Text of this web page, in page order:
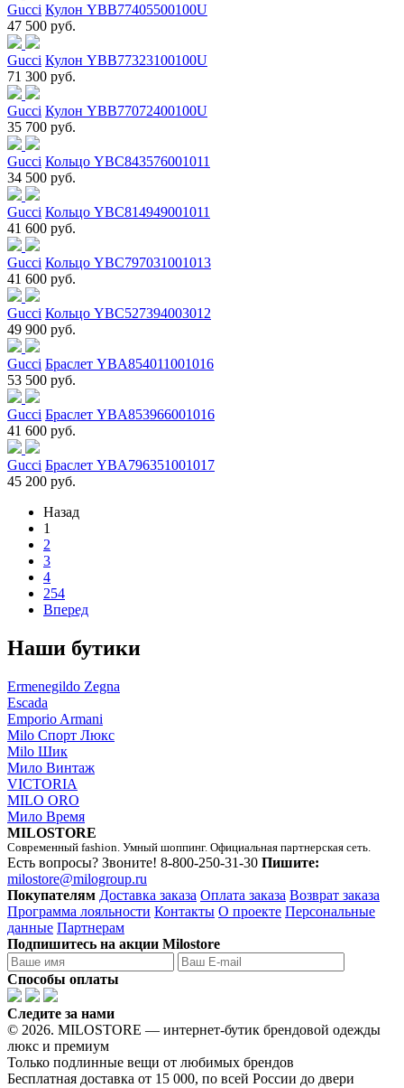
Gucci Кулон YBB77405500100U
47 500 руб.
Gucci Кулон YBB77323100100U
71 300 руб.
Gucci Кулон YBB77072400100U
35 700 руб.
Gucci Кольцо YBC843576001011
34 500 руб.
Gucci Кольцо YBC814949001011
41 600 руб.
Gucci Кольцо YBC797031001013
41 600 руб.
Gucci Кольцо YBC527394003012
49 900 руб.
Gucci Браслет YBA854011001016
53 500 руб.
Gucci Браслет YBA853966001016
41 600 руб.
Gucci Браслет YBA796351001017
45 200 руб.
Назад
1
2
3
4
254
Вперед
Наши бутики
Ermenegildo Zegna
Escada
Emporio Armani
Milo Спорт Люкс
Milo Шик
Мило Винтаж
VICTORIA
MILO ORO
Мило Время
MILOSTORE
Современный fashion. Умный шоппинг. Официальная партнерская сеть.
Есть вопросы? Звоните! 8-800-250-31-30 Пишите:
milostore@milogroup.ru
Покупателям Доставка заказа Оплата заказа Возврат заказа
Программа лояльности Контакты О проекте Персональные
данные Партнерам
Подпишитесь на акции Milostore
Способы оплаты
Следите за нами
© 2026. MILOSTORE — интернет-бутик брендовой одежды
люкс и премиум
Только подлинные вещи от любимых брендов
Бесплатная доставка от 15 000, по всей России до двери